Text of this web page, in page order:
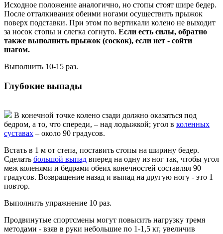
Исходное положение аналогично, но стопы стоят шире бедер.
После отталкивания обеими ногами осуществить прыжок
поверх подставки. При этом по вертикали колено не выходит
за носок стопы и слегка согнуто. Если есть силы, обратно
также выполнить прыжок (соскок), если нет - сойти
шагом.
Выполнить 10-15 раз.
Глубокие выпады
В конечной точке колено сзади должно оказаться под
бедром, а то, что спереди, – над лодыжкой; угол в коленных
суставах – около 90 градусов.
Встать в 1 м от степа, поставить стопы на ширину бедер.
Сделать большой выпад вперед на одну из ног так, чтобы угол
меж коленями и бедрами обеих конечностей составлял 90
градусов. Возвращение назад и выпад на другую ногу - это 1
повтор.
Выполнить упражнение 10 раз.
Продвинутые спортсмены могут повысить нагрузку тремя
методами - взяв в руки небольшие по 1-1,5 кг, увеличив